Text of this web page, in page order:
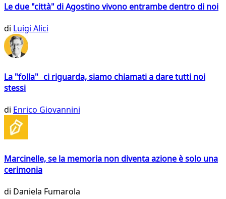
Le due "città" di Agostino vivono entrambe dentro di noi
di Luigi Alici
La "folla" ci riguarda, siamo chiamati a dare tutti noi
stessi
di Enrico Giovannini
Marcinelle, se la memoria non diventa azione è solo una
cerimonia
di Daniela Fumarola